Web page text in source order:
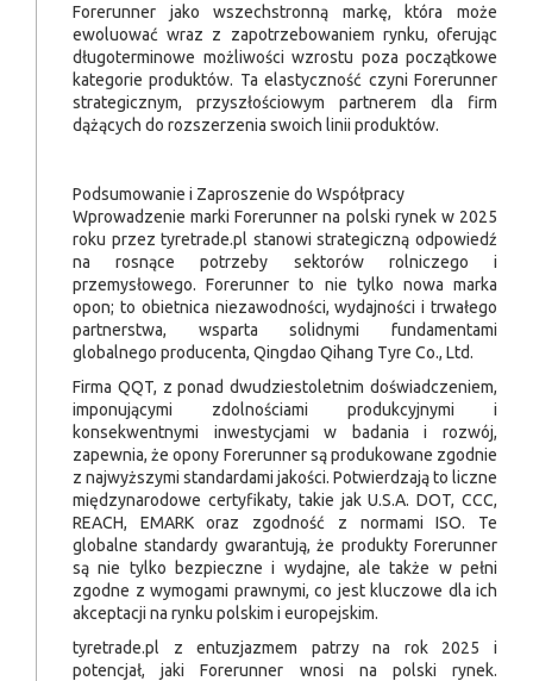
Forerunner jako wszechstronną markę, która może
ewoluować wraz z zapotrzebowaniem rynku, oferując
długoterminowe możliwości wzrostu poza początkowe
kategorie produktów. Ta elastyczność czyni Forerunner
strategicznym, przyszłościowym partnerem dla firm
dążących do rozszerzenia swoich linii produktów.
Podsumowanie i Zaproszenie do Współpracy
Wprowadzenie marki Forerunner na polski rynek w 2025
roku przez tyretrade.pl stanowi strategiczną odpowiedź
na rosnące potrzeby sektorów rolniczego i
przemysłowego. Forerunner to nie tylko nowa marka
opon; to obietnica niezawodności, wydajności i trwałego
partnerstwa, wsparta solidnymi fundamentami
globalnego producenta, Qingdao Qihang Tyre Co., Ltd.
Firma QQT, z ponad dwudziestoletnim doświadczeniem,
imponującymi zdolnościami produkcyjnymi i
konsekwentnymi inwestycjami w badania i rozwój,
zapewnia, że opony Forerunner są produkowane zgodnie
z najwyższymi standardami jakości. Potwierdzają to liczne
międzynarodowe certyfikaty, takie jak U.S.A. DOT, CCC,
REACH, EMARK oraz zgodność z normami ISO. Te
globalne standardy gwarantują, że produkty Forerunner
są nie tylko bezpieczne i wydajne, ale także w pełni
zgodne z wymogami prawnymi, co jest kluczowe dla ich
akceptacji na rynku polskim i europejskim.
tyretrade.pl z entuzjazmem patrzy na rok 2025 i
potencjał, jaki Forerunner wnosi na polski rynek.